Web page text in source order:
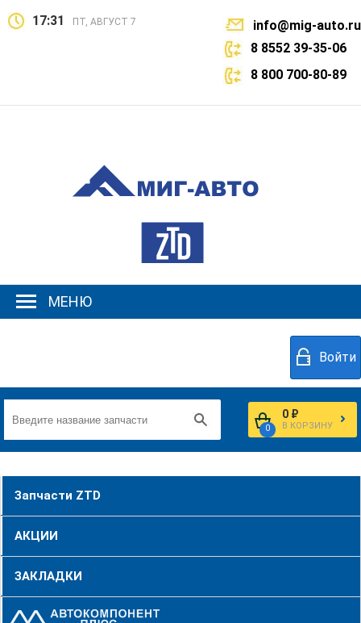
17:31 ПТ, АВГУСТ 7
info@mig-auto.ru
8 8552 39-35-06
8 800 700-80-89
МЕНЮ
Войти
0
0 ₽
В КОРЗИНУ
Запчасти ZTD
АКЦИИ
ЗАКЛАДКИ